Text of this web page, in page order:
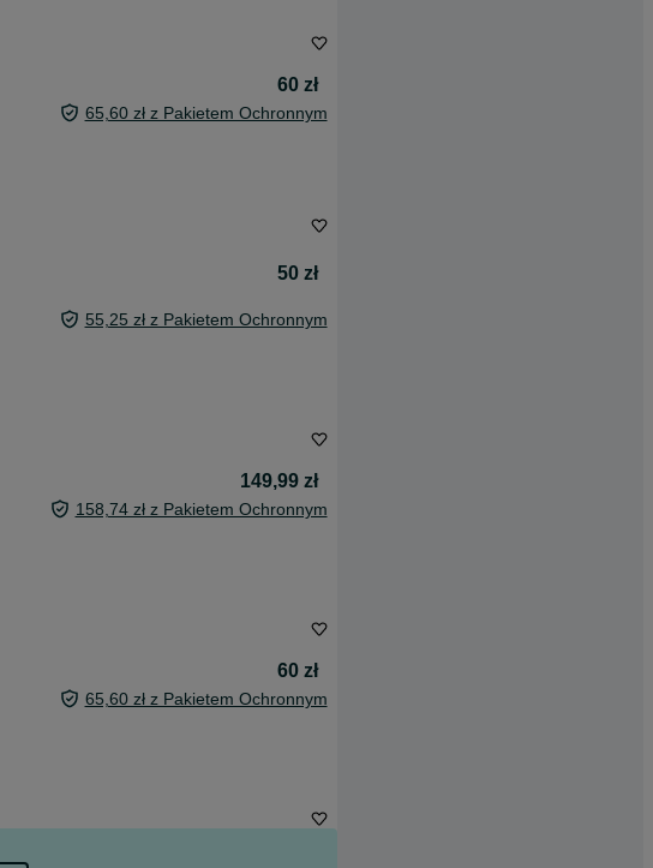
60 zł
65,60 zł z Pakietem Ochronnym
50 zł
55,25 zł z Pakietem Ochronnym
149,99 zł
158,74 zł z Pakietem Ochronnym
60 zł
65,60 zł z Pakietem Ochronnym